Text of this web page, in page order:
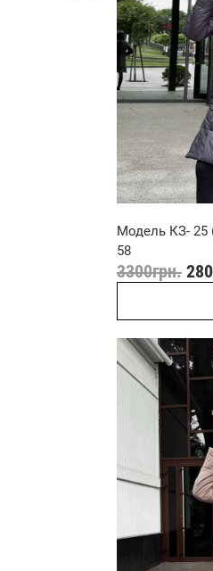
Модель КЗ- 25
58
3300грн.